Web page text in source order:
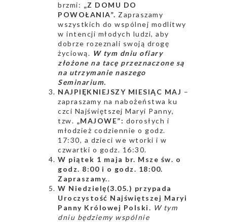
brzmi: „Z DOMU DO
POWOŁANIA”. Zapraszamy
wszystkich do wspólnej modlitwy
w intencji młodych ludzi, aby
dobrze rozeznali swoją drogę
życiową. W tym dniu ofiary
złożone na tacę przeznaczone są
na utrzymanie naszego
Seminarium.
NAJPIĘKNIEJSZY MIESIĄC MAJ –
zapraszamy na nabożeństwa ku
czci Najświętszej Maryi Panny,
tzw. „MAJOWE”: dorosłych i
młodzież codziennie o godz.
17:30, a dzieci we wtorki i w
czwartki o godz. 16:30.
W piątek 1 maja br. Msze św. o
godz. 8:00 i o godz. 18:00.
Zapraszamy..
W Niedzielę(3.05.) przypada
Uroczystość Najświętszej Maryi
Panny Królowej Polski. W tym
dniu będziemy wspólnie